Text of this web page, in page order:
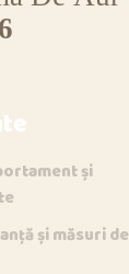
și
și măsuri de